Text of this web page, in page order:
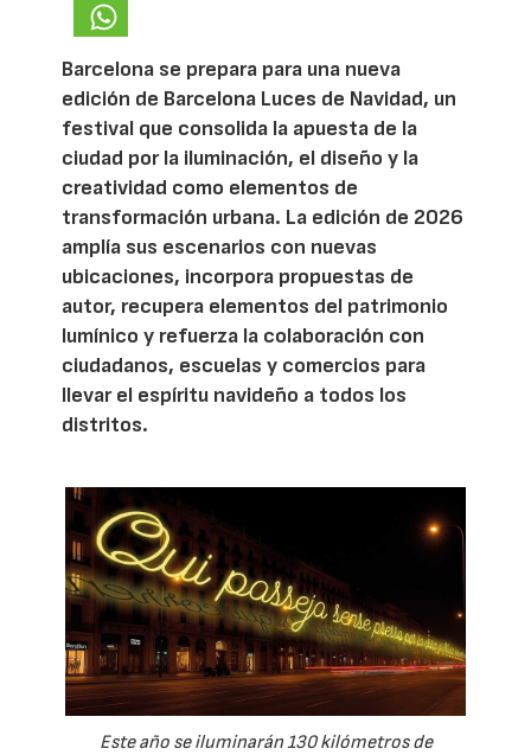
Barcelona se prepara para una nueva
edición de Barcelona Luces de Navidad, un
festival que consolida la apuesta de la
ciudad por la iluminación, el diseño y la
creatividad como elementos de
transformación urbana. La edición de 2026
amplía sus escenarios con nuevas
ubicaciones, incorpora propuestas de
autor, recupera elementos del patrimonio
lumínico y refuerza la colaboración con
ciudadanos, escuelas y comercios para
llevar el espíritu navideño a todos los
distritos.
Este año se iluminarán 130 kilómetros de